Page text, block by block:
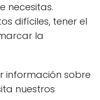
necesitas.
difíciles, tener el
la
información sobre
nuestros